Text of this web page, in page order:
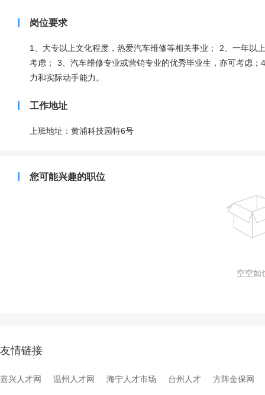
岗位要求
1、大专以上文化程度，热爱汽车维修等相关事业； 2、一年以
考虑； 3、汽车维修专业或营销专业的优秀毕业生，亦可考虑
力和实际动手能力。
工作地址
上班地址：黄浦科技园特6号
您可能兴趣的职位
空空如
友情链接
嘉兴人才网 温州人才网 海宁人才市场 台州人才 方阵金保网